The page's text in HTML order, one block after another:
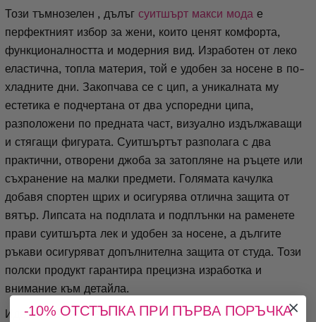
Този тъмнозелен , дълъг суитшърт макси мода е
перфектният избор за жени, които ценят комфорта,
функционалността и модерния вид. Изработен от леко
еластична, топла материя, той е удобен за носене в по-
хладните дни. Закопчава се с цип, а уникалната му
естетика е подчертана от два успоредни ципа,
разположени по предната част, визуално издължаващи
и стягащи фигурата. Суитшъртът разполага с два
практични, отворени джоба за затопляне на ръцете или
съхранение на малки предмети. Голямата качулка
добавя спортен щрих и осигурява отлична защита от
вятър. Липсата на подплата и подплънки на раменете
прави суитшърта лек и удобен за носене, а дългите
ръкави осигуряват допълнителна защита от студа. Този
полски продукт гарантира прецизна изработка и
внимание към детайла.
Идеален е за ежедневен, небрежен стил – в
-10% ОТСТЪПКА ПРИ ПЪРВА ПОРЪЧКА